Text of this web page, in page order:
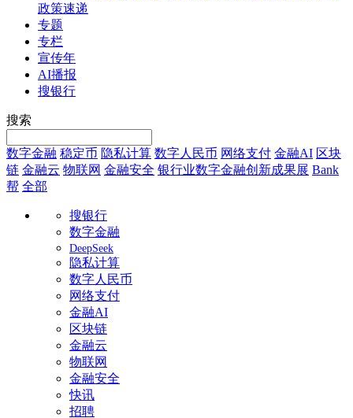
政策速递
专题
专栏
宣传年
AI播报
搜银行
搜索
数字金融 稳定币 隐私计算 数字人民币 网络支付 金融AI 区块
链 金融云 物联网 金融安全 银行业数字金融创新成果展 Bank
帮 全部
搜银行
数字金融
DeepSeek
隐私计算
数字人民币
网络支付
金融AI
区块链
金融云
物联网
金融安全
快讯
招聘